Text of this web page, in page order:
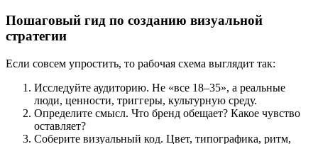
Пошаговый гид по созданию визуальной
стратегии
Если совсем упростить, то рабочая схема выглядит так:
Исследуйте аудиторию. Не «все 18–35», а реальные
люди, ценности, триггеры, культурную среду.
Определите смысл. Что бренд обещает? Какое чувство
оставляет?
Соберите визуальный код. Цвет, типографика, ритм,